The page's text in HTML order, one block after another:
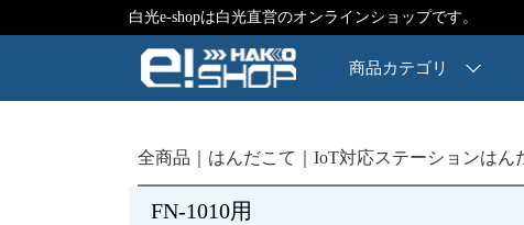
白光e-shopは白光直営のオンラインショップです。
商品カテゴリ
全商品 はんだこて IoT対応ステーションはん
FN-1010用